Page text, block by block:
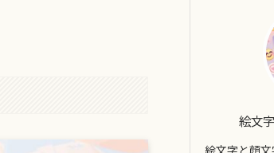
絵文
絵文字と顔文